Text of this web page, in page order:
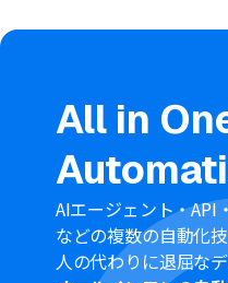
で設定してください。
HubSpot、Slackのそ
い。
トリガーは5分、10分
間隔を選択できます。
プランによって最短の
ください。
分岐はパーソナルプラ
る機能（オペレーショ
All in
AIエージェント・API
などの複数の自動化
人の代わりに退屈な